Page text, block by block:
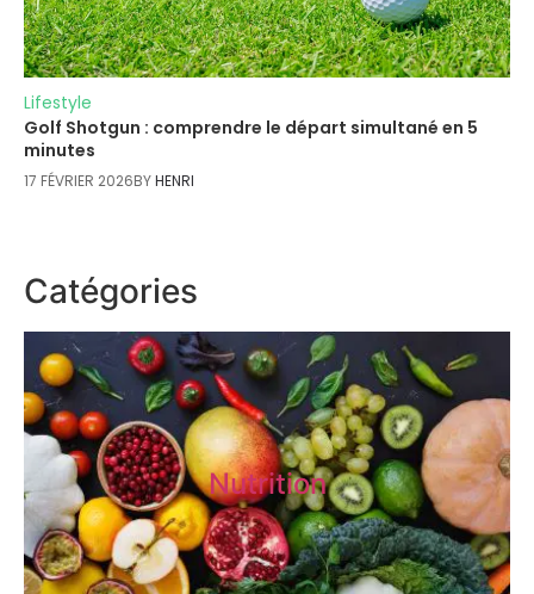
Lifestyle
Golf Shotgun : comprendre le départ simultané en 5
minutes
17 FÉVRIER 2026BYHENRI
Catégories
Nutrition